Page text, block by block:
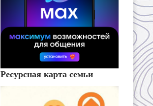
Ресурсная карта семьи